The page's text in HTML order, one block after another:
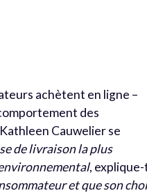
achètent en ligne –
des
Cauwelier se
de livraison la plus
,
et que son